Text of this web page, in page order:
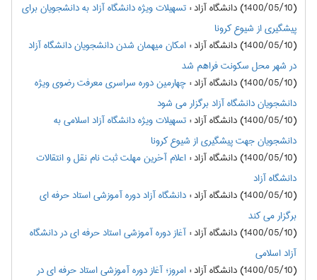
(1400/05/10) دانشگاه آزاد
:تسهیلات ویژه دانشگاه آزاد به دانشجویان برای
پیشگیری از شیوع کرونا
(1400/05/10) دانشگاه آزاد
:امکان میهمان شدن دانشجویان دانشگاه آزاد
در شهر محل سکونت فراهم شد
(1400/05/10) دانشگاه آزاد
:چهارمین دوره سراسری معرفت رضوی ویژه
دانشجویان دانشگاه آزاد برگزار می شود
(1400/05/10) دانشگاه آزاد
:تسهیلات ویژه دانشگاه آزاد اسلامی به
دانشجویان جهت پیشگیری از شیوع کرونا
(1400/05/10) دانشگاه آزاد
:اعلام آخرین مهلت ثبت نام نقل و انتقالات
دانشگاه آزاد
(1400/05/10) دانشگاه آزاد
:دانشگاه آزاد دوره آموزشی استاد حرفه ای
برگزار می کند
(1400/05/10) دانشگاه آزاد
:آغاز دوره آموزشی استاد حرفه ای در دانشگاه
آزاد اسلامی
(1400/05/10) دانشگاه آزاد
:امروز؛ آغاز دوره آموزشی استاد حرفه ای در